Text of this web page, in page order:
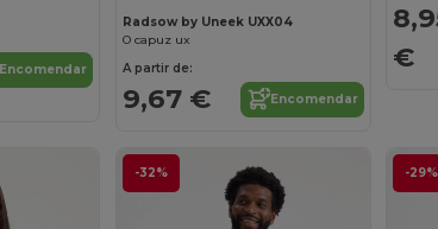
Encomendar
Radsow by Uneek UXX04
O capuz ux
A partir de:
9,67 € Encomendar
€
-32% -29%